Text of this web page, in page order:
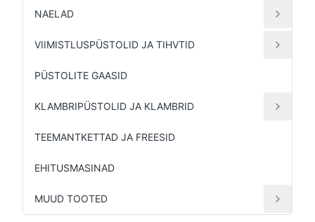
NAELAD
VIIMISTLUSPÜSTOLID JA TIHVTID
PÜSTOLITE GAASID
KLAMBRIPÜSTOLID JA KLAMBRID
TEEMANTKETTAD JA FREESID
EHITUSMASINAD
MUUD TOOTED